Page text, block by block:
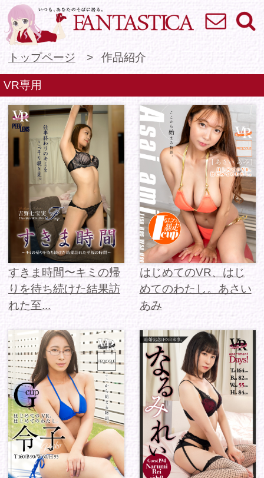
VR専門★アイド
トップページ
VR専用
すきま時間〜キミの帰
りを待ち続けた結果訪
れた至...
はじめてのVR、はじ
めてのわたし。あさい
あみ
はじめてのVR、はじ
めてのわたし。令子
apartment Days!
Guest 194 なるみれい
sideB